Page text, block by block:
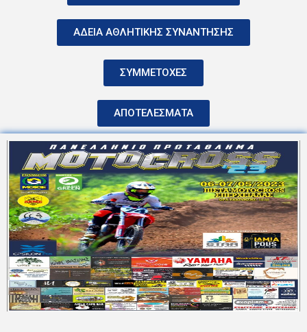
ΑΔΕΙΑ ΑΘΛΗΤΙΚΗΣ ΣΥΝΑΝΤΗΣΗΣ
ΣΥΜΜΕΤΟΧΕΣ
ΑΠΟΤΕΛΕΣΜΑΤΑ